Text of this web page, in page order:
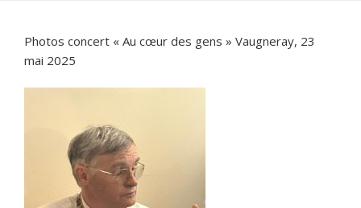
Photos concert « Au cœur des gens » Vaugneray, 23
mai 2025